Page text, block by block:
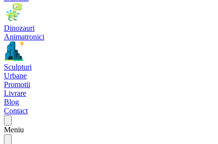
Dinozauri
Animatronici
Sculpturi
Urbane
Promotii
Livrare
Blog
Contact
Meniu